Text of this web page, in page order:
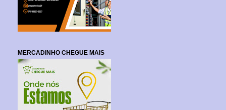
MERCADINHO CHEGUE MAIS